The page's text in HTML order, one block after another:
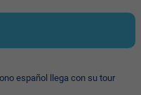
español llega con su tour